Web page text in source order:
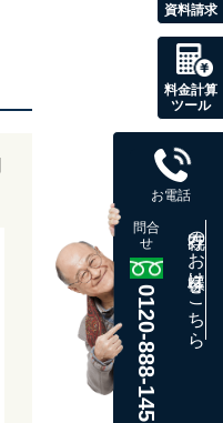
資料請求
料金計算
ツール
お電話
問合
せ
0120-888-145
既存のお客様はこちら